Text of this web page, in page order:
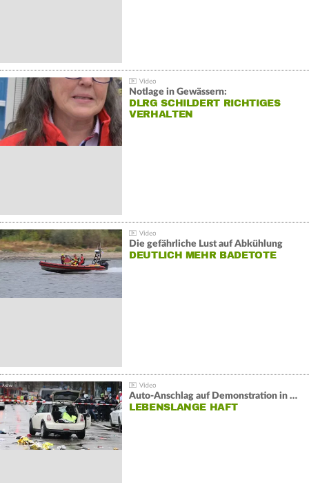
Notlage in Gewässern:
DLRG SCHILDERT RICHTIGES
VERHALTEN
Die gefährliche Lust auf Abkühlung
DEUTLICH MEHR BADETOTE
Auto-Anschlag auf Demonstration in München:
LEBENSLANGE HAFT